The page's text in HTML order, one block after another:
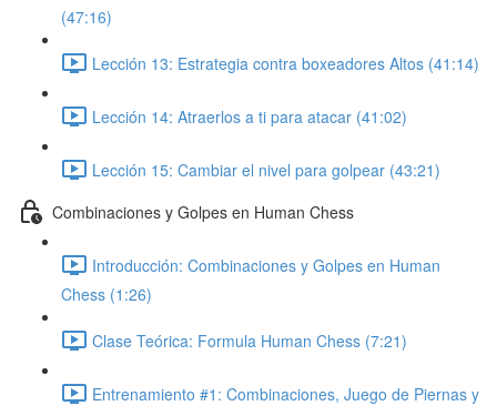
(47:16)
Lección 13: Estrategia contra boxeadores Altos (41:14)
Lección 14: Atraerlos a ti para atacar (41:02)
Lección 15: Cambiar el nivel para golpear (43:21)
Combinaciones y Golpes en Human Chess
Introducción: Combinaciones y Golpes en Human
Chess (1:26)
Clase Teórica: Formula Human Chess (7:21)
Entrenamiento #1: Combinaciones, Juego de Piernas y